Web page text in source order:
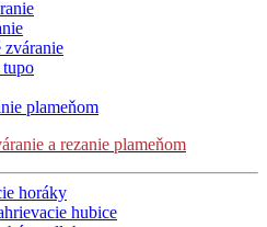
tupo
plameňom
a rezanie plameňom
horáky
hubice